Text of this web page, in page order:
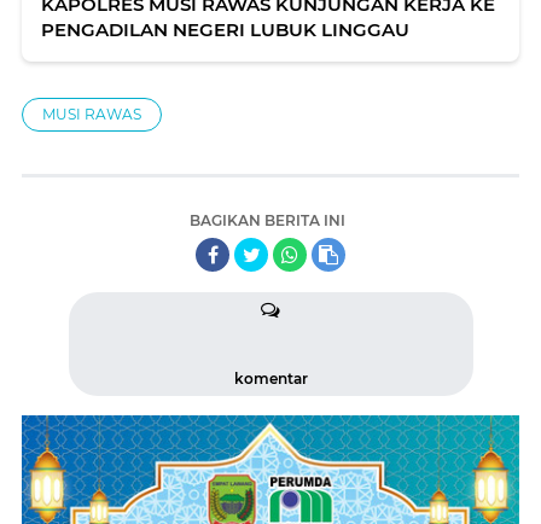
PENGADILAN NEGERI LUBUK LINGGAU
MUSI RAWAS
BAGIKAN BERITA INI
komentar